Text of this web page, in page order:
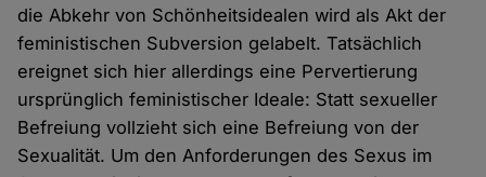
die Abkehr von Schönheitsidealen wird als Akt der
feministischen Subversion gelabelt. Tatsächlich
ereignet sich hier allerdings eine Pervertierung
ursprünglich feministischer Ideale: Statt sexueller
Befreiung vollzieht sich eine Befreiung von der
Sexualität. Um den Anforderungen des Sexus im